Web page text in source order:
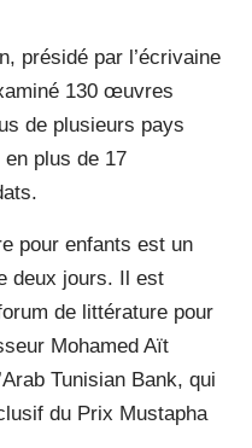
présidé par l’écrivaine
130 œuvres
de plusieurs pays
plus de 17
pour enfants est un
deux jours. Il est
de littérature pour
Mohamed Aït
Tunisian Bank, qui
du Prix Mustapha